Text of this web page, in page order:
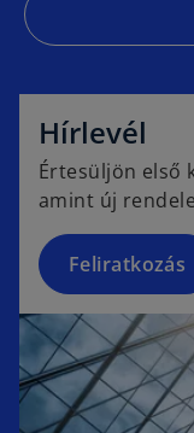
Hírlevél
Értesüljön első
amint új
Feliratkozás
p
e
n
s
i
n
a
n
e
w
t
a